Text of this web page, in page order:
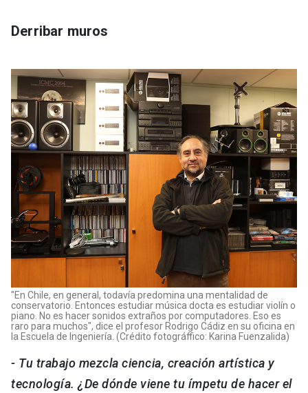
Derribar muros
"En Chile, en general, todavía predomina una mentalidad de
conservatorio. Entonces estudiar música docta es estudiar violín o
piano. No es hacer sonidos extraños por computadores. Eso es
raro para muchos", dice el profesor Rodrigo Cádiz en su oficina en
la Escuela de Ingeniería. (Crédito fotográffico: Karina Fuenzalida)
- Tu trabajo mezcla ciencia, creación artística y
tecnología. ¿De dónde viene tu ímpetu de hacer el